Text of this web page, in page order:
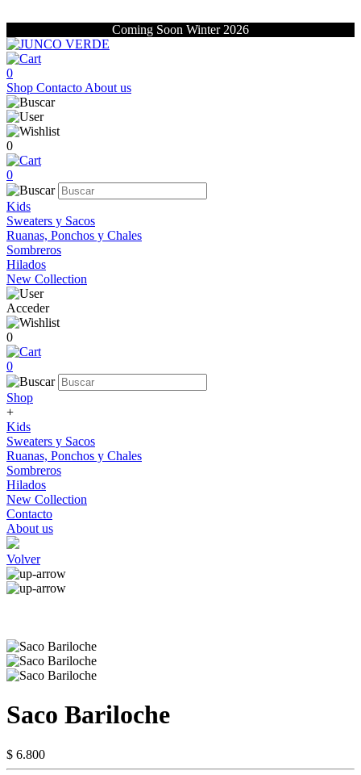
Coming Soon Winter 2026
0
Shop Contacto About us
0
0
Kids
Sweaters y Sacos
Ruanas, Ponchos y Chales
Sombreros
Hilados
New Collection
Acceder
0
0
Shop
+
Kids
Sweaters y Sacos
Ruanas, Ponchos y Chales
Sombreros
Hilados
New Collection
Contacto
About us
Volver
Saco Bariloche
$ 6.800